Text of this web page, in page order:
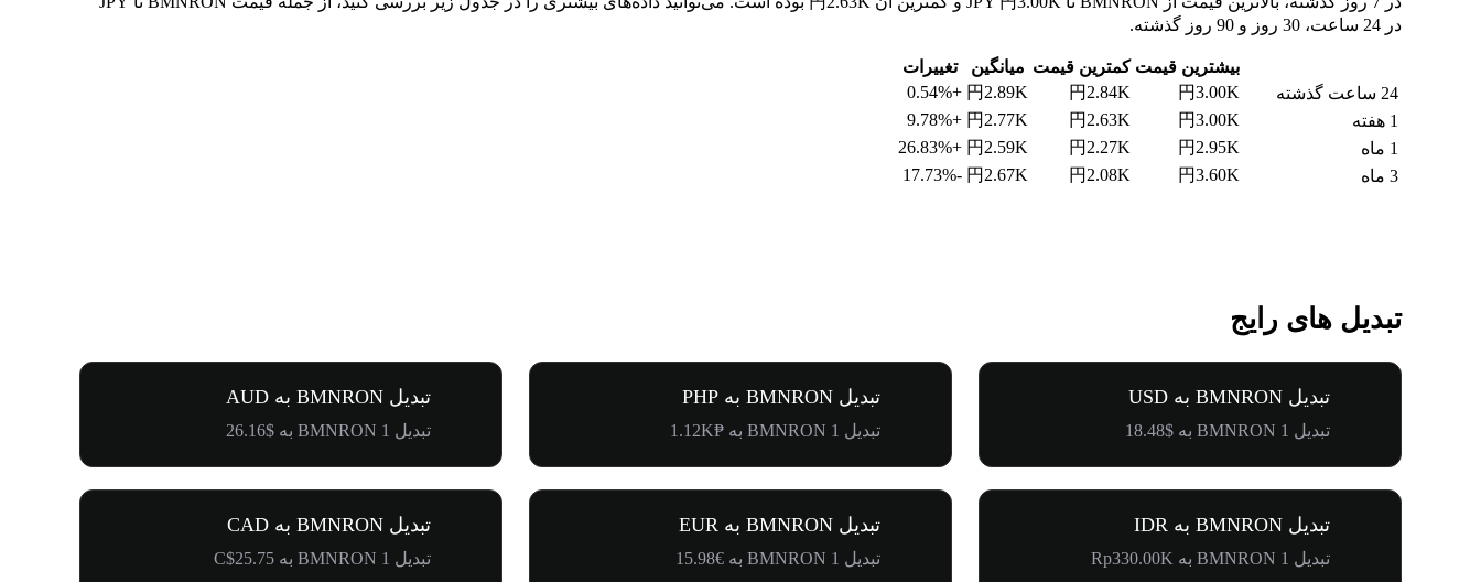
در 24 ساعت، 30 روز و 90 روز گذشته.
بیشترین قیمت کمترین قیمت میانگین
تغییرات
24 ساعت گذشته
円3.00K
円2.84K
円2.89K
+0.54%
1 هفته
円3.00K
円2.63K
円2.77K
+9.78%
1 ماه
円2.95K
円2.27K
円2.59K
+26.83%
3 ماه
円3.60K
円2.08K
円2.67K
-17.73%
تبدیل های رایج
تبدیل BMNRON به USD
تبدیل 1 BMNRON به $18.48
تبدیل BMNRON به PHP
تبدیل 1 BMNRON به ₱1.12K
تبدیل BMNRON به AUD
تبدیل 1 BMNRON به $26.16
تبدیل BMNRON به IDR
تبدیل 1 BMNRON به Rp330.00K
تبدیل BMNRON به EUR
تبدیل 1 BMNRON به €15.98
تبدیل BMNRON به CAD
تبدیل 1 BMNRON به C$25.75